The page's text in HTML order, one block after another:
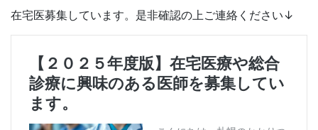
在宅医募集しています。是非確認の上ご連絡ください↓